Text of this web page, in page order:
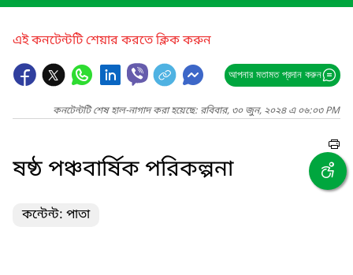
এই কনটেন্টটি শেয়ার করতে ক্লিক করুন
আপনার মতামত প্রদান করুন
কনটেন্টটি শেষ হাল-নাগাদ করা হয়েছে: রবিবার, ৩০ জুন, ২০২৪ এ ০৬:০৩ PM
ষষ্ঠ পঞ্চবার্ষিক পরিকল্পনা
কন্টেন্ট: পাতা